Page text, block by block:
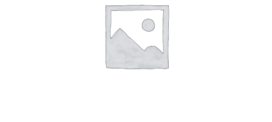
IN DEN WARENKORB